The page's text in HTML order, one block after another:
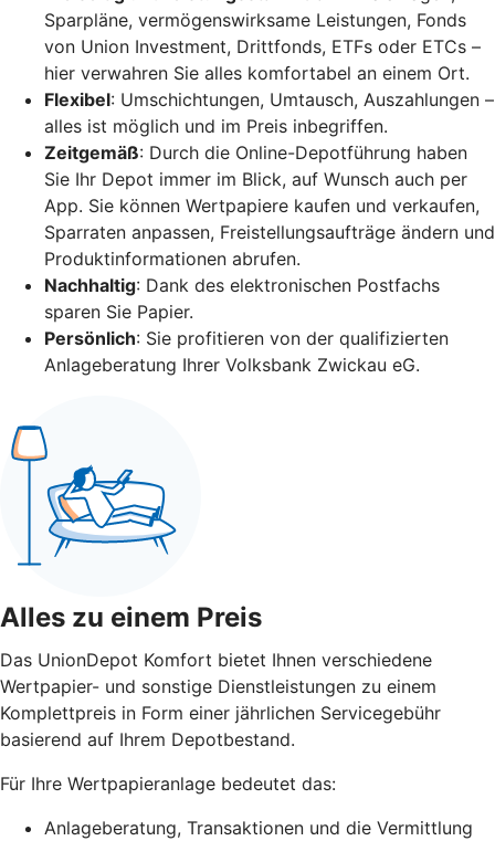
Sparpläne, vermögenswirksame Leistungen, Fonds
von Union Investment, Drittfonds, ETFs oder ETCs –
hier verwahren Sie alles komfortabel an einem Ort.
Flexibel: Umschichtungen, Umtausch, Auszahlungen –
alles ist möglich und im Preis inbegriffen.
Zeitgemäß: Durch die Online-Depotführung haben
Sie Ihr Depot immer im Blick, auf Wunsch auch per
App. Sie können Wertpapiere kaufen und verkaufen,
Sparraten anpassen, Freistellungsaufträge ändern und
Produktinformationen abrufen.
Nachhaltig: Dank des elektronischen Postfachs
sparen Sie Papier.
Persönlich: Sie profitieren von der qualifizierten
Anlageberatung Ihrer Volksbank Zwickau eG.
Alles zu einem Preis
Das UnionDepot Komfort bietet Ihnen verschiedene
Wertpapier- und sonstige Dienstleistungen zu einem
Komplettpreis in Form einer jährlichen Servicegebühr
basierend auf Ihrem Depotbestand.
Für Ihre Wertpapieranlage bedeutet das:
Anlageberatung, Transaktionen und die Vermittlung